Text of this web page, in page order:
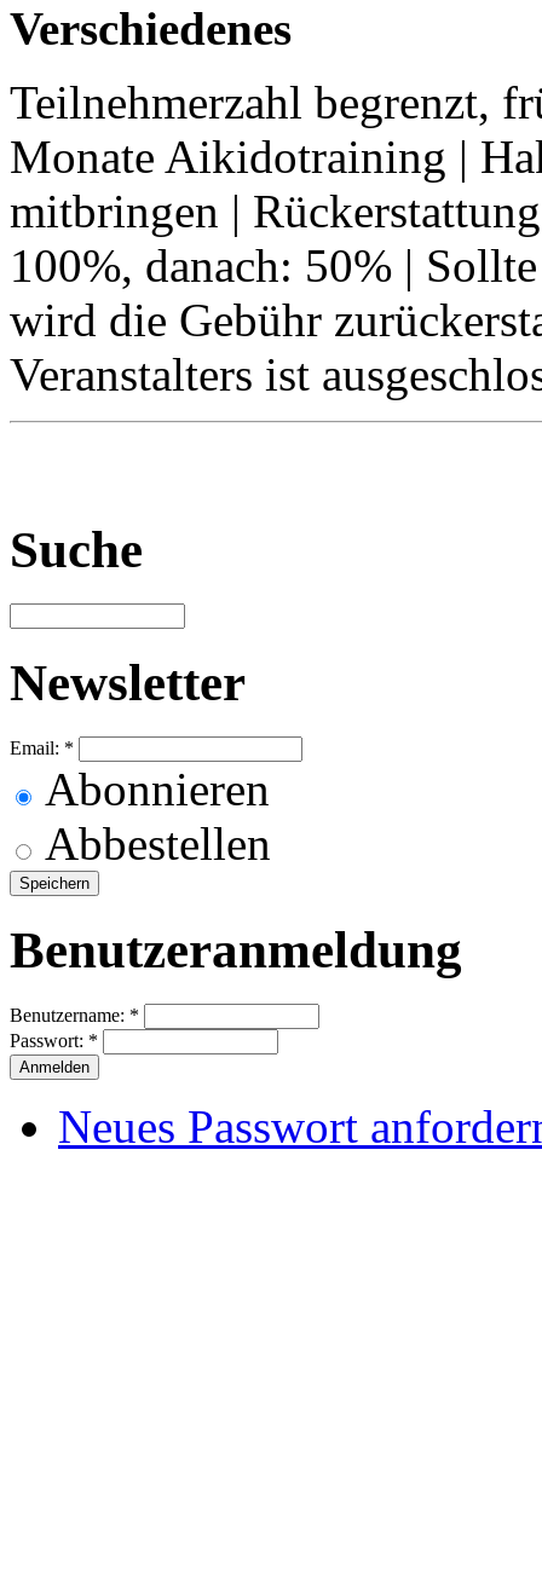
Verschiedenes
Teilnehmerzahl begrenzt,
Monate Aikidotraining |
mitbringen |
100%, danach: 50% |
wird die Gebühr
Veranstalters ist
Suche
Newsletter
Email: *
Abonnieren
Abbestellen
Benutzeranmeldung
Benutzername: *
Passwort: *
Neues Passwort